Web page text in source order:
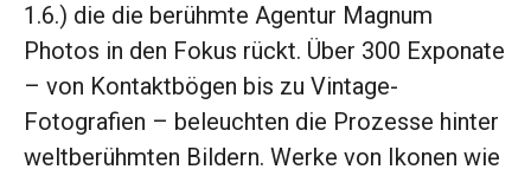
1.6.) die die berühmte Agentur Magnum
Photos in den Fokus rückt. Über 300 Exponate
– von Kontaktbögen bis zu Vintage-
Fotografien – beleuchten die Prozesse hinter
weltberühmten Bildern. Werke von Ikonen wie